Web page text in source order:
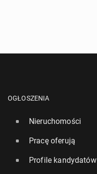
OGŁOSZENIA
Nieruchomości
Pracę oferują
Profile kandydatów